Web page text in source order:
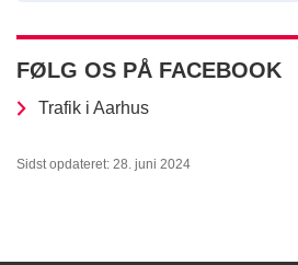
FØLG OS PÅ FACEBOOK
Trafik i Aarhus
Sidst opdateret: 28. juni 2024